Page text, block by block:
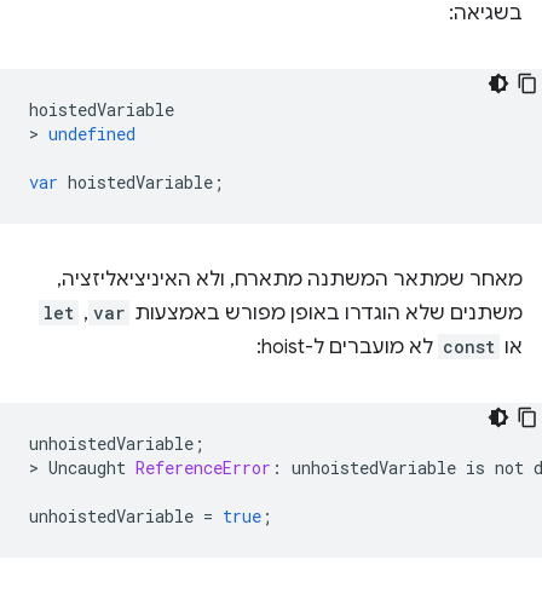
בשגיאה:
hoistedVariable
> undefined
var hoistedVariable ;
מאחר שמתאר המשתנה מתארח, ולא האיניציאליזציה,
משתנים שלא הוגדרו באופן מפורש באמצעות var
,‏
let
או const לא מועברים ל-hoist:
unhoistedVariable ;
> Uncaught ReferenceError : unhoistedVariable is not
unhoistedVariable = true ;